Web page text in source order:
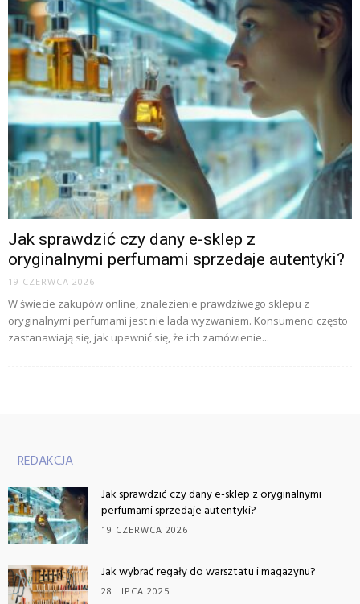
Jak sprawdzić czy dany e-sklep z
oryginalnymi perfumami sprzedaje autentyki?
19 CZERWCA 2026
W świecie zakupów online, znalezienie prawdziwego sklepu z
oryginalnymi perfumami jest nie lada wyzwaniem. Konsumenci często
zastanawiają się, jak upewnić się, że ich zamówienie...
REDAKCJA
Jak sprawdzić czy dany e-sklep z oryginalnymi
perfumami sprzedaje autentyki?
19 CZERWCA 2026
Jak wybrać regały do warsztatu i magazynu?
28 LIPCA 2025